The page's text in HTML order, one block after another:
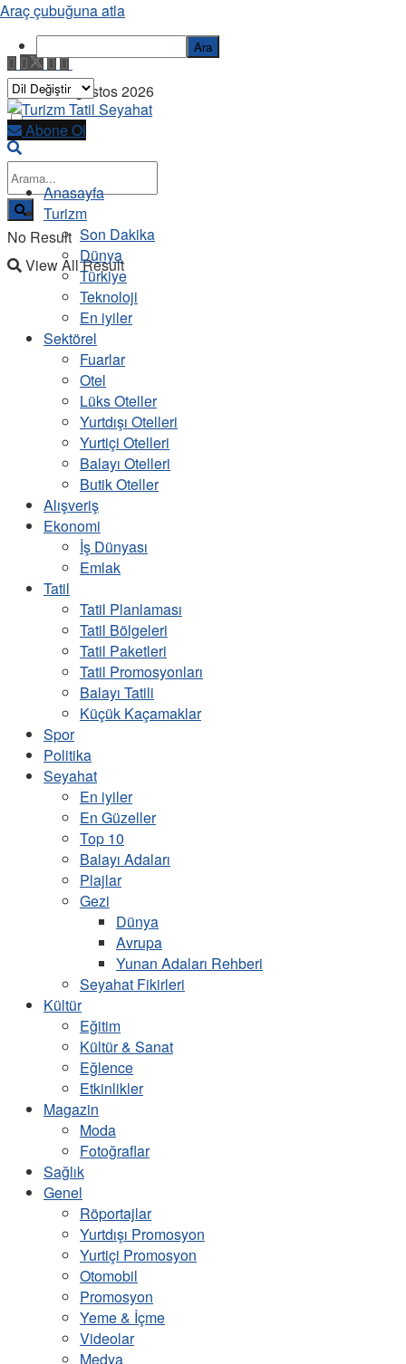
Cuma, 7 Ağustos 2026
No Result
View All Result
Abone Ol
Anasayfa
Turizm
Son Dakika
Dünya
Türkiye
Teknoloji
En iyiler
Sektörel
Fuarlar
Otel
Lüks Oteller
Yurtdışı Otelleri
Yurtiçi Otelleri
Balayı Otelleri
Butik Oteller
Alışveriş
Ekonomi
İş Dünyası
Emlak
Tatil
Tatil Planlaması
Tatil Bölgeleri
Tatil Paketleri
Tatil Promosyonları
Balayı Tatili
Küçük Kaçamaklar
Spor
Politika
Seyahat
En iyiler
En Güzeller
Top 10
Balayı Adaları
Plajlar
Gezi
Dünya
Avrupa
Yunan Adaları Rehberi
Seyahat Fikirleri
Kültür
Eğitim
Kültür & Sanat
Eğlence
Etkinlikler
Magazin
Moda
Fotoğraflar
Sağlık
Genel
Röportajlar
Yurtdışı Promosyon
Yurtiçi Promosyon
Otomobil
Promosyon
Yeme & İçme
Videolar
Medya
Araç çubuğuna atla
Ara